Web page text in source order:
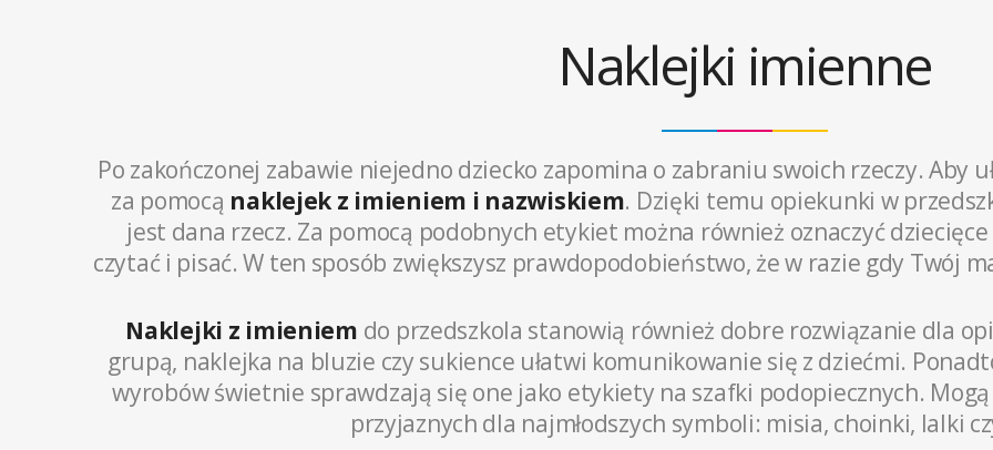
Naklejki imienne
Po zakończonej zabawie niejedno dziecko zapomina o zabraniu swoich rzeczy. Aby
za pomocą naklejek z imieniem i nazwiskiem. Dzięki temu opiekunki w
jest dana rzecz. Za pomocą podobnych etykiet można również oznaczyć
czytać i pisać. W ten sposób zwiększysz prawdopodobieństwo, że w razie gdy Twój
Naklejki z imieniem do przedszkola stanowią również dobre rozwiązanie dla
grupą, naklejka na bluzie czy sukience ułatwi komunikowanie się z dziećmi.
wyrobów świetnie sprawdzają się one jako etykiety na szafki podopiecznych.
przyjaznych dla najmłodszych symboli: misia, choinki, lalki